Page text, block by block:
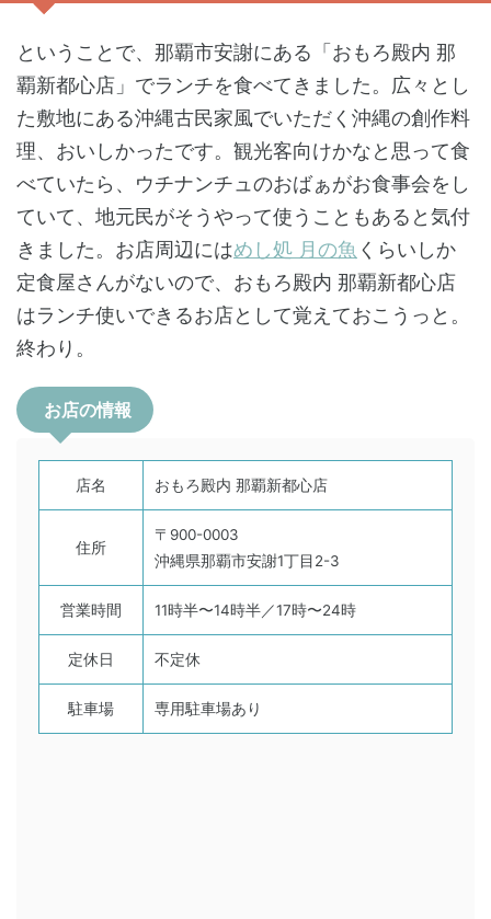
ということで、那覇市安謝にある「おもろ殿内 那
覇新都心店」でランチを食べてきました。広々とし
た敷地にある沖縄古民家風でいただく沖縄の創作料
理、おいしかったです。観光客向けかなと思って食
べていたら、ウチナンチュのおばぁがお食事会をし
ていて、地元民がそうやって使うこともあると気付
きました。お店周辺にはめし処 月の魚 くらいしか
定食屋さんがないので、おもろ殿内 那覇新都心店
はランチ使いできるお店として覚えておこうっと。
終わり。
お店の情報
店名 おもろ殿内 那覇新都心店
住所
〒900-0003
沖縄県那覇市安謝1丁目2-3
営業時間 11時半〜14時半／17時〜24時
定休日 不定休
駐車場 専用駐車場あり